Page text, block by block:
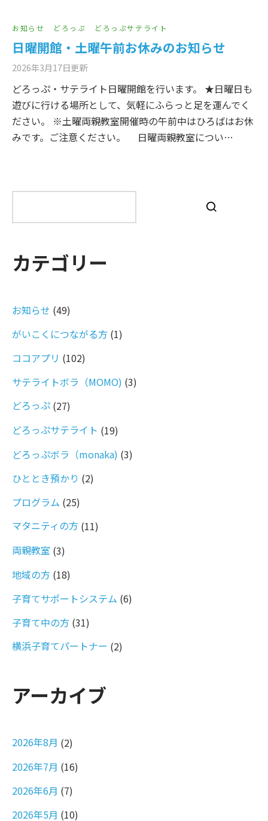
お知らせ どろっぷ どろっぷサテライト
日曜開館・土曜午前お休みのお知らせ
2026年3月17日更新
どろっぷ・サテライト日曜開館を行います。 ★日曜日も
遊びに行ける場所として、気軽にふらっと足を運んでく
ださい。 ※土曜両親教室開催時の午前中はひろばはお休
みです。ご注意ください。 日曜両親教室につい…
カテゴリー
お知らせ (49)
がいこくにつながる方 (1)
ココアプリ (102)
サテライトボラ（MOMO) (3)
どろっぷ (27)
どろっぷサテライト (19)
どろっぷボラ（monaka) (3)
ひととき預かり (2)
プログラム (25)
マタニティの方 (11)
両親教室 (3)
地域の方 (18)
子育てサポートシステム (6)
子育て中の方 (31)
横浜子育てパートナー (2)
アーカイブ
2026年8月 (2)
2026年7月 (16)
2026年6月 (7)
2026年5月 (10)